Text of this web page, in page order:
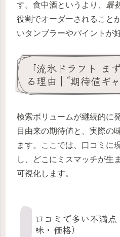
す。食中酒というより、
最
役割でオーダーされること
いタンブラーやパイントが
「流氷ドラフト ま
る理由｜“期待値ギ
検索ボリュームが継続的に
目由来の期待値と、実際の
ます。ここでは、口コミに
し、どこにミスマッチが生
可視化します。
口コミで多い不満
味・価格）